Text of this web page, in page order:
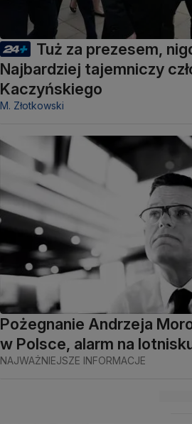
Tuż za prezesem,
Najbardziej tajemniczy
Kaczyńskiego
M. Złotkowski
Pożegnanie Andrzeja
w Polsce, alarm na
NAJWAŻNIEJSZE INFORMACJE